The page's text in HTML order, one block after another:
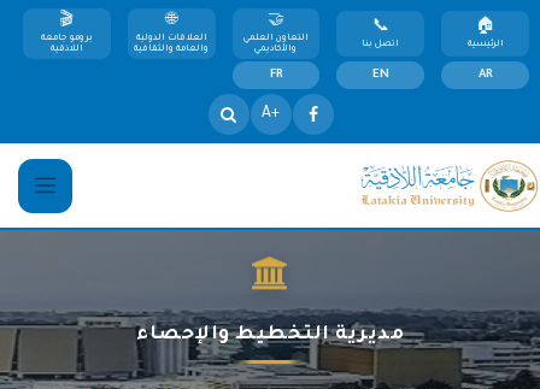
الرئيسية اتصل بنا
التعاون العلمي
والأكاديمي
العلاقات الدولية
والعامة والثقافية
برومو جامعة
اللاذقية
AR
EN
FR
+A
مديرية التخطيط والإحصاء